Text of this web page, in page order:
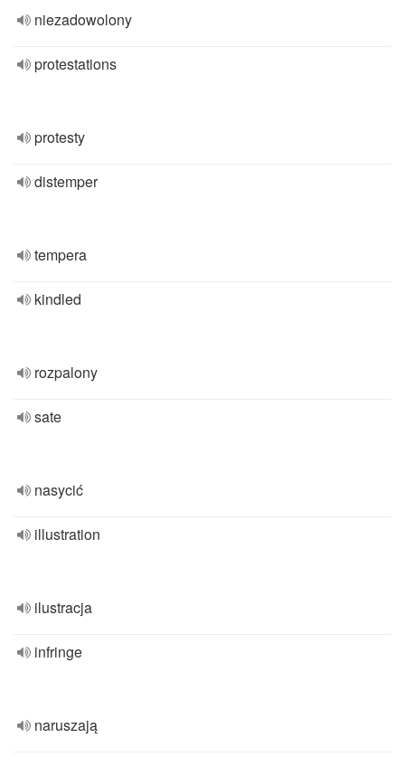
niezadowolony
protestations
protesty
distemper
tempera
kindled
rozpalony
sate
nasycić
illustration
ilustracja
infringe
naruszają